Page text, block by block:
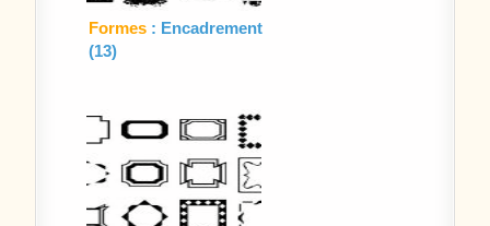
Formes : Encadrement
(13)